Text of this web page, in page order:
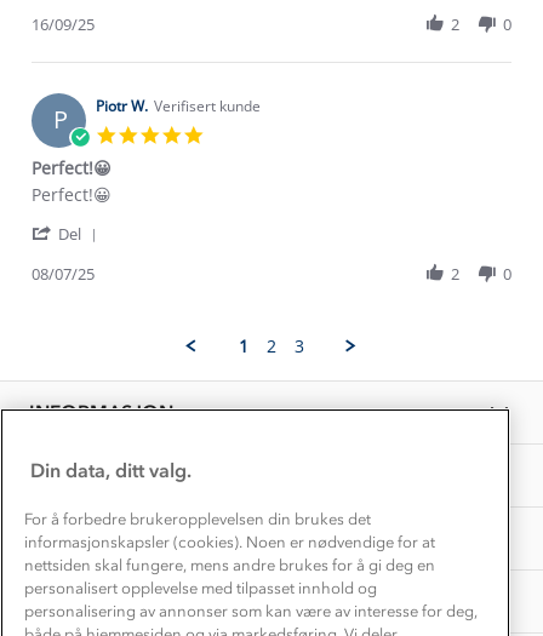
on
Sep
passer
til
være
og
lang
jakke.
Rana
on
16
Sep
2025
16/09/25 2 0
P Piotr W. Verifisert kunde
Perfect!😀
Review
Piotr
on
review
Perfect!
Perfect!😀
Del
8
2025
08/07/25 2 0
1 2 3
INFORMASJON
Kundeservice
Kontakt oss
Konkurransevinnere
Kundeklubb
Bedrift, barnehage og SFO
Presse
OM OSS
Verdigrunnlag
Klima og miljø
Etisk handel
Dyreetikk
1% til samfunnet
Samarbeide med oss?
TIPS OG RÅD
Alt du trenger til Norgesferien
Dette trenger du til barnehagen
Gravidklær
Hvordan velge riktig turtøy?
Store størrelser
Turmat oppskrifter
Beredskap
AKTIVITETER
Norgesferie 🇳🇴
Få turinspirasjon og tips her⛰
Overnatte utendørs⛺
Leirskole 🥾
Barnehageansatt
Tips til hyttetur
Din data, ditt valg.
For å forbedre brukeropplevelsen din brukes det
informasjonskapsler (cookies). Noen er nødvendige for at
nettsiden skal fungere, mens andre brukes for å gi deg en
personalisert opplevelse med tilpasset innhold og
personalisering av annonser som kan være av interesse for deg,